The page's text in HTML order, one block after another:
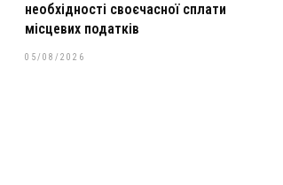
необхідності своєчасної сплати
місцевих податків
05/08/2026